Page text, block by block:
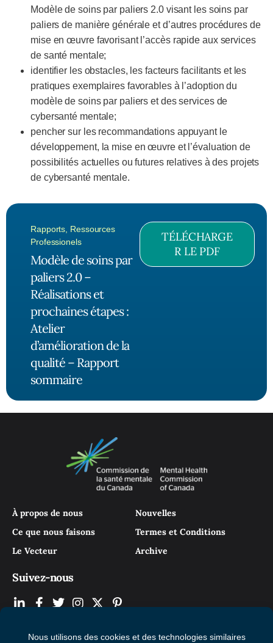
Modèle de soins par paliers 2.0 visant les soins par
paliers de manière générale et d’autres procédures de
mise en œuvre favorisant l’accès rapide aux services
de santé mentale;
identifier les obstacles, les facteurs facilitants et les
pratiques exemplaires favorables à l’adoption du
modèle de soins par paliers et des services de
cybersanté mentale;
pencher sur les recommandations appuyant le
développement, la mise en œuvre et l’évaluation de
possibilités actuelles ou futures relatives à des projets
de cybersanté mentale.
Rapports Ressources
Professionels
Modèle de soins par
paliers 2.0 –
Réalisations et
prochaines étapes :
Atelier
d’amélioration de la
qualité – Rapport
sommaire
TÉLÉCHARGE
R LE PDF
À propos de nous
Ce que nous faisons
Le Vecteur
Nouvelles
Termes et Conditions
Archive
Suivez-nous